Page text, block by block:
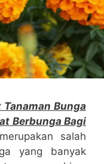
Bunga
Berbunga Bagi
salah
yang banyak